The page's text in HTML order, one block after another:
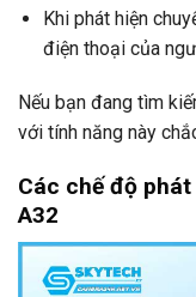
Khi phát hiện
điện thoại của
Nếu bạn đang tìm
với tính năng này
Các chế độ
A32